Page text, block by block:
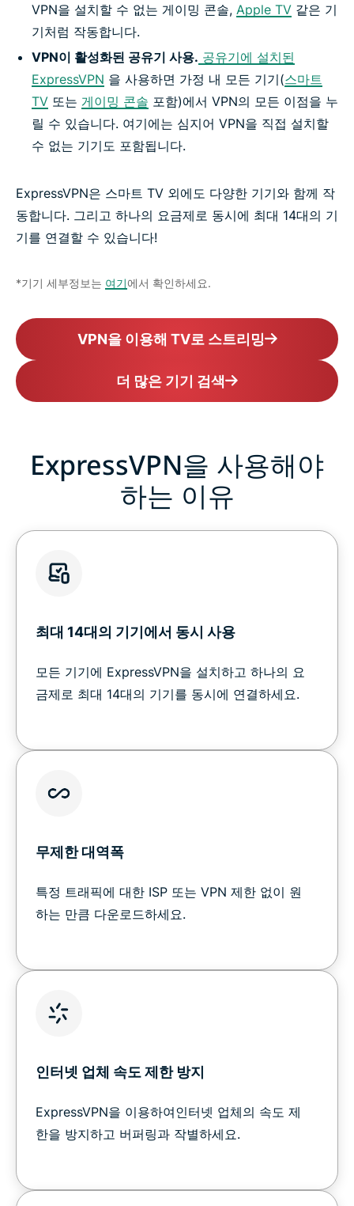
VPN을 설치할 수 없는 게이밍 콘솔, Apple TV 같은 기
기처럼 작동합니다.
VPN이 활성화된 공유기 사용. 공유기에 설치된
ExpressVPN 을 사용하면 가정 내 모든 기기(스마트
TV 또는 게이밍 콘솔 포함)에서 VPN의 모든 이점을 누
릴 수 있습니다. 여기에는 심지어 VPN을 직접 설치할
수 없는 기기도 포함됩니다.
ExpressVPN은 스마트 TV 외에도 다양한 기기와 함께 작
동합니다. 그리고 하나의 요금제로 동시에 최대 14대의 기
기를 연결할 수 있습니다!
*기기 세부정보는 여기에서 확인하세요.
VPN을 이용해 TV로 스트리밍
더 많은 기기 검색
ExpressVPN을 사용해야
하는 이유
최대 14대의 기기에서 동시 사용
모든 기기에 ExpressVPN을 설치하고 하나의 요
금제로 최대 14대의 기기를 동시에 연결하세요.
무제한 대역폭
특정 트래픽에 대한 ISP 또는 VPN 제한 없이 원
하는 만큼 다운로드하세요.
인터넷 업체 속도 제한 방지
ExpressVPN을 이용하여인터넷 업체의 속도 제
한을 방지하고 버퍼링과 작별하세요.